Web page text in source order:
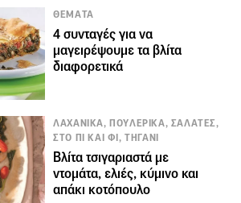
ΘΕΜΑΤΑ
4 συνταγές για να
μαγειρέψουμε τα βλίτα
διαφορετικά
ΛΑΧΑΝΙΚΑ, ΠΟΥΛΕΡΙΚΑ, ΣΑΛΑΤΕΣ,
ΣΤΟ ΠΙ ΚΑΙ ΦΙ, ΤΗΓΑΝΙ
Βλίτα τσιγαριαστά με
ντομάτα, ελιές, κύμινο και
απάκι κοτόπουλο